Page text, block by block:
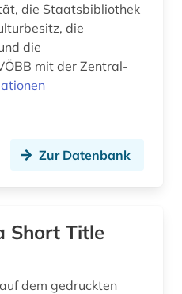
brandförsäkringsverket (1)
die Staatsbibliothek
die
die
mit der Zentral-
Zur Datenbank
Short Title
dem gedruckten